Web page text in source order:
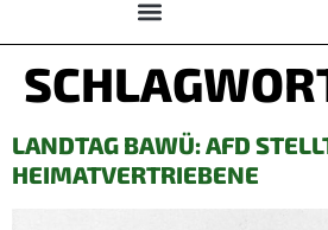
LANDTAG BAWÜ: AFD
HEIMATVERTRIEBENE